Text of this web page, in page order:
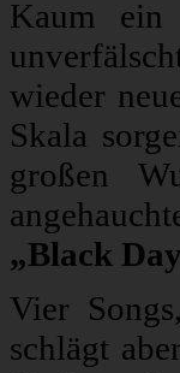
Kaum ein
wieder
Skala
großen
„Black
Vier
schlägt